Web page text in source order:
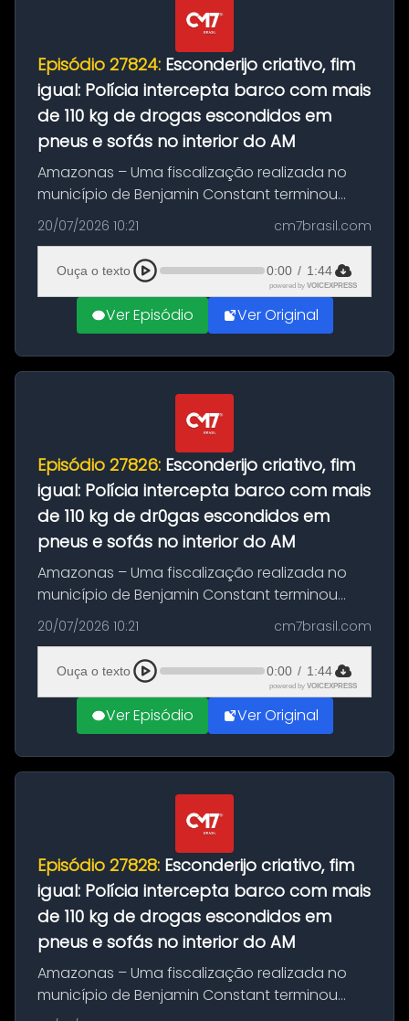
Episódio 27824: Esconderijo criativo, fim
igual: Polícia intercepta barco com mais
de 110 kg de drogas escondidos em
pneus e sofás no interior do AM
Amazonas – Uma fiscalização realizada no
município de Benjamin Constant terminou
com a apreensão de aproximadamente 115
quilos de entorpecentes em uma
embarcação atracada no porto da cidade. O
materia...
20/07/2026 10:21 cm7brasil.com
Ouça o texto 0:00 / 1:44
powered by VOICEXPRESS
Ver Episódio Ver Original
Episódio 27826: Esconderijo criativo, fim
igual: Polícia intercepta barco com mais
de 110 kg de dr0gas escondidos em
pneus e sofás no interior do AM
Amazonas – Uma fiscalização realizada no
município de Benjamin Constant terminou
com a apreensão de aproximadamente 115
quilos de entorpecentes em uma
embarcação atracada no porto da cidade. O
materia...
20/07/2026 10:21 cm7brasil.com
Ouça o texto 0:00 / 1:44
powered by VOICEXPRESS
Ver Episódio Ver Original
Episódio 27828: Esconderijo criativo, fim
igual: Polícia intercepta barco com mais
de 110 kg de drogas escondidos em
pneus e sofás no interior do AM
Amazonas – Uma fiscalização realizada no
município de Benjamin Constant terminou